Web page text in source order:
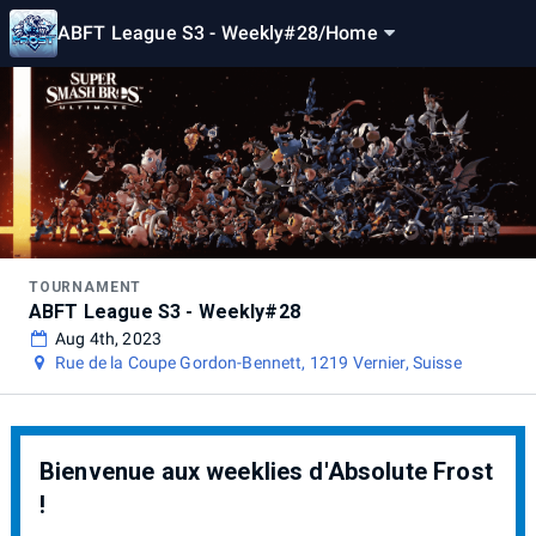
ABFT League S3 - Weekly#28/Home
TOURNAMENT
ABFT League S3 - Weekly#28
Aug 4th, 2023
Rue de la Coupe Gordon-Bennett, 1219 Vernier, Suisse
Bienvenue aux weeklies d'Absolute Frost
!